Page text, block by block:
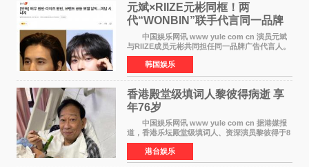
元斌×RIIZE元彬同框！两
代“WONBIN”联手代言同一品牌
颜值天花板合体
中国娱乐网讯 www yule com cn 演员元斌
与RIIZE成员元彬共同担任同一品牌广告代言人。
6日据独家报道，继演员元斌之后，RIIZE元彬最
近也被选为某在线中介平台A公司的共同广告代言
人，两人将作
韩国娱乐
香港殿堂级填词人黎彼得病逝 享
年76岁​
中国娱乐网讯 www yule com cn 据港媒报
道，香港乐坛殿堂级填词人、资深演员黎彼得于8
月5日上午因病离世，终年76岁。好友钟志光透
露，黎彼得今年3月中风后便卧床休养，身体机能
持续衰退，最
港台娱乐